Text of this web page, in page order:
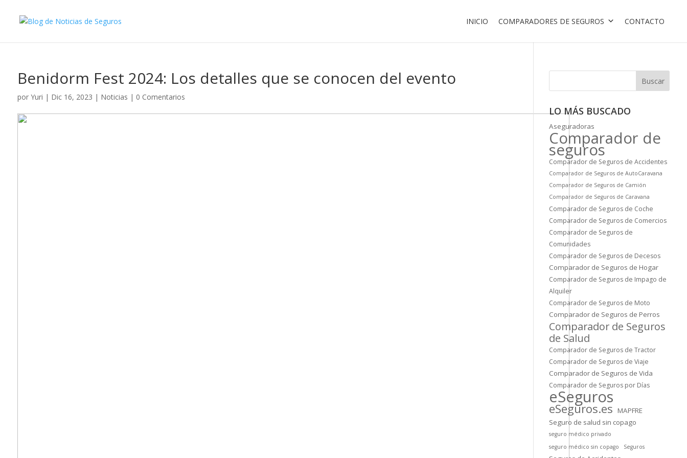
INICIO COMPARADORES DE SEGUROS CONTACTO
Benidorm Fest 2024: Los detalles que se conocen del evento
por Yuri | Dic 16, 2023 | Noticias | 0 Comentarios
Buscar
LO MÁS BUSCADO
Aseguradoras
Comparador de
seguros
Comparador de Seguros de Accidentes
Comparador de Seguros de AutoCaravana
Comparador de Seguros de Camión
Comparador de Seguros de Caravana
Comparador de Seguros de Coche
Comparador de Seguros de Comercios
Comparador de Seguros de
Comunidades
Comparador de Seguros de Decesos
Comparador de Seguros de Hogar
Comparador de Seguros de Impago de
Alquiler
Comparador de Seguros de Moto
Comparador de Seguros de Perros
Comparador de Seguros
de Salud
Comparador de Seguros de Tractor
Comparador de Seguros de Viaje
Comparador de Seguros de Vida
Comparador de Seguros por Días
eSeguros
eSeguros.es MAPFRE
Seguro de salud sin copago
seguro médico privado
seguro médico sin copago
Seguros